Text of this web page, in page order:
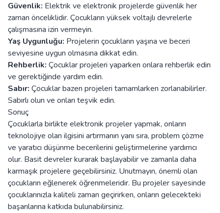
Güvenlik: Elektrik ve elektronik projelerde güvenlik her
zaman önceliklidir. Çocukların yüksek voltajlı devrelerle
çalışmasına izin vermeyin.
Yaş Uygunluğu: Projelerin çocukların yaşına ve beceri
seviyesine uygun olmasına dikkat edin.
Rehberlik: Çocuklar projeleri yaparken onlara rehberlik edin
ve gerektiğinde yardım edin.
Sabır: Çocuklar bazen projeleri tamamlarken zorlanabilirler.
Sabırlı olun ve onları teşvik edin.
Sonuç
Çocuklarla birlikte elektronik projeler yapmak, onların
teknolojiye olan ilgisini artırmanın yanı sıra, problem çözme
ve yaratıcı düşünme becerilerini geliştirmelerine yardımcı
olur. Basit devreler kurarak başlayabilir ve zamanla daha
karmaşık projelere geçebilirsiniz. Unutmayın, önemli olan
çocukların eğlenerek öğrenmeleridir. Bu projeler sayesinde
çocuklarınızla kaliteli zaman geçirirken, onların gelecekteki
başarılarına katkıda bulunabilirsiniz.